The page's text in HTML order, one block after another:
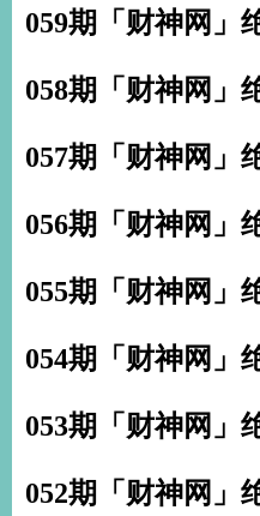
059期「财神网」
058期「财神网」
057期「财神网」
056期「财神网」
055期「财神网」
054期「财神网」
053期「财神网」
052期「财神网」